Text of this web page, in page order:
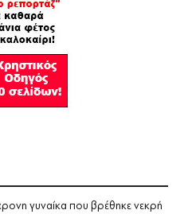
γυναίκα που βρέθηκε νεκρή